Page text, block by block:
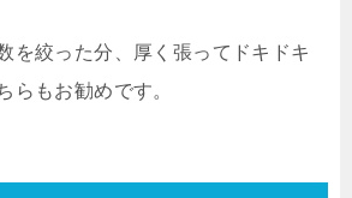
を絞った分、厚く張ってドキドキ
らもお勧めです。